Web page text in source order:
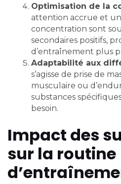
Optimisation de la
attention accrue et
concentration sont
secondaires positifs,
d’entraînement plus
Adaptabilité aux
s’agisse de prise de
musculaire ou
substances
besoin.
Impact des
sur la routine